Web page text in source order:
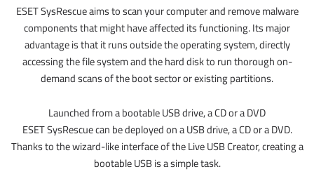
ESET SysRescue aims to scan your computer and remove malware
components that might have affected its functioning. Its major
advantage is that it runs outside the operating system, directly
accessing the file system and the hard disk to run thorough on-
demand scans of the boot sector or existing partitions.
Launched from a bootable USB drive, a CD or a DVD
ESET SysRescue can be deployed on a USB drive, a CD or a DVD.
Thanks to the wizard-like interface of the Live USB Creator, creating a
bootable USB is a simple task.